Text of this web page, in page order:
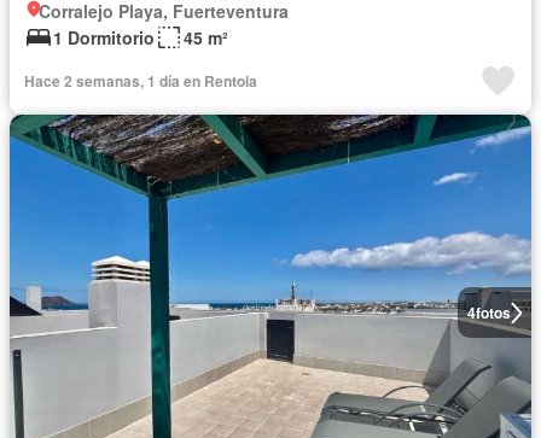
Corralejo Playa, Fuerteventura
1 Dormitorio
45 m²
Hace 2 semanas, 1 día en Rentola
4fotos